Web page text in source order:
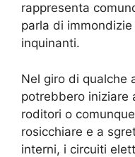
rappresenta
parla di
inquinanti.
Nel giro di qualche
potrebbero iniziare
roditori o
rosicchiare e a
interni, i circuiti